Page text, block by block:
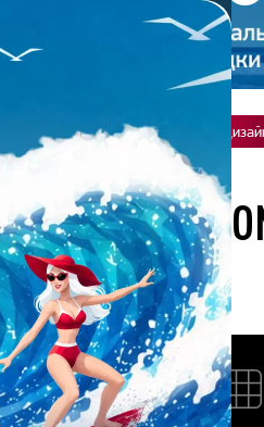
Заказать презентацию Студия
для BiC
СТУДИЕЙ